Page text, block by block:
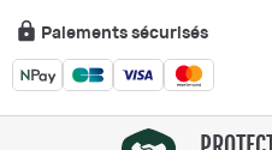
Paiements sécurisés